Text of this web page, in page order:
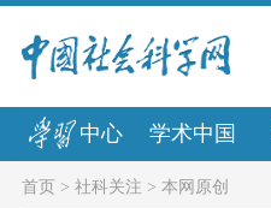
中心 学术中国
首页> 社科关注 > 本网原创